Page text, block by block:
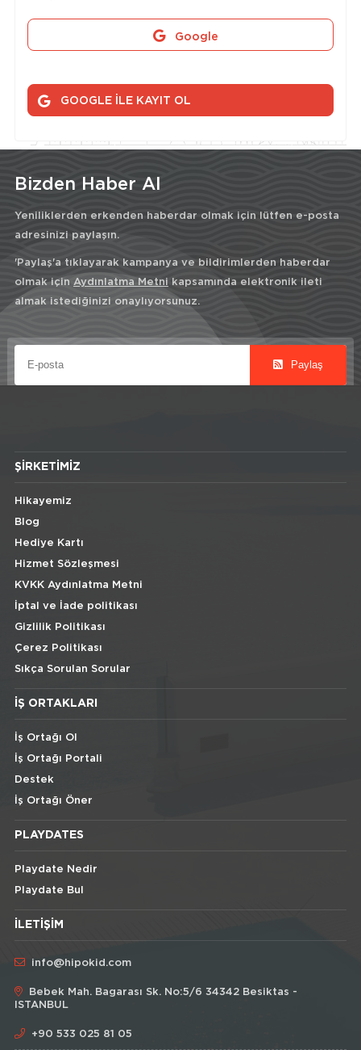
Google
GOOGLE İLE KAYIT OL
Bizden Haber Al
Yeniliklerden erkenden haberdar olmak için lütfen e-posta
adresinizi paylaşın.
'Paylaş'a tıklayarak kampanya ve bildirimlerden haberdar
olmak için Aydınlatma Metni kapsamında elektronik ileti
almak istediğinizi onaylıyorsunuz.
Paylaş
ŞIRKETIMIZ
Hikayemiz
Blog
Hediye Kartı
Hizmet Sözleşmesi
KVKK Aydınlatma Metni
İptal ve İade politikası
Gizlilik Politikası
Çerez Politikası
Sıkça Sorulan Sorular
İŞ ORTAKLARI
İş Ortağı Ol
İş Ortağı Portali
Destek
İş Ortağı Öner
PLAYDATES
Playdate Nedir
Playdate Bul
İLETIŞIM
info@hipokid.com
Bebek Mah. Bagarası Sk. No:5/6 34342 Besiktas -
ISTANBUL
+90 533 025 81 05